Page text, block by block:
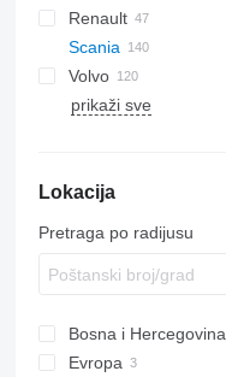
XF
XG
Eurotech
S-Way
Stralis
Trakker
TGL
TGM
TGS
TGX
A-Class
Actros
Antos
Arocs
Econic
Canter
Renault
Kerax
Magnum
Midlum
Scania
G-series
G400
P-series
Volvo
B-series
FL
FMX
VNL
prikaži sve
Lokacija
Pretraga po radijusu
Bosna i Hercegovina
Evropa